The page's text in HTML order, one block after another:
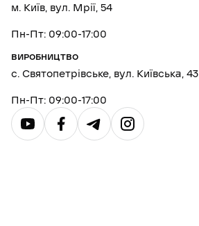
м. Київ, вул. Мрії, 54
Пн-Пт: 09:00-17:00
ВИРОБНИЦТВО
с. Святопетрівське, вул. Київська, 43
Пн-Пт: 09:00-17:00